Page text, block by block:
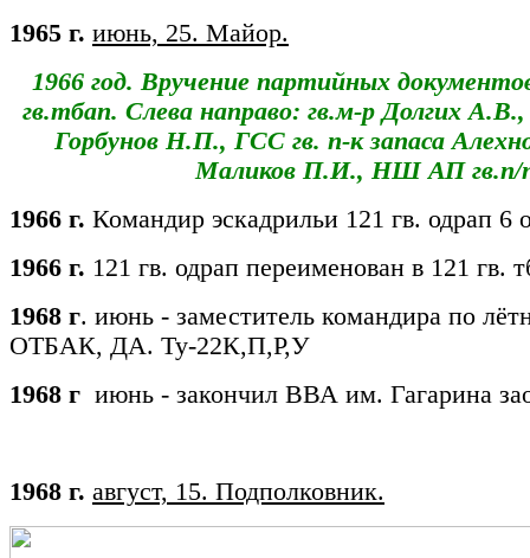
1965 г. июнь, 25. Майор.
1966 год. Вручение партийных
гв.тбап. Слева направо: гв.м-р Долгих
Горбунов Н.П., ГСС гв. п-к запаса
Маликов П.И., НШ АП гв.п/
1966 г. Командир эскадрильи 121 гв. одрап 6
1966 г. 121 гв. одрап переименован в 121 гв.
1968 г. июнь - заместитель командира по
ОТБАК, ДА. Ту-22К,П,Р,У
1968 г июнь - закончил ВВА им. Гагарина
1968 г. август, 15. Подполковник.